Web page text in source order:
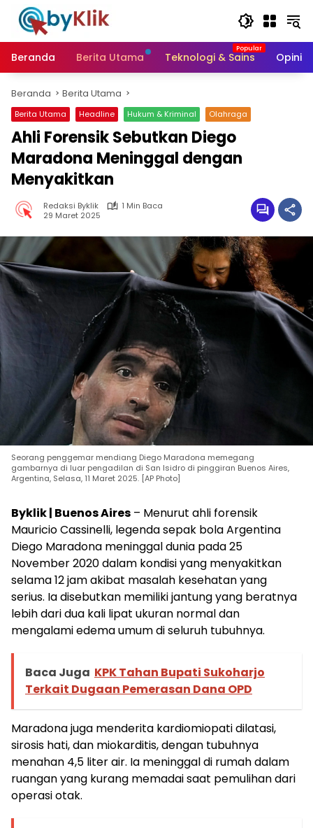
Langsung
konten
Beranda
Berita Utama Teknologi & Sains Opini
Beranda Berita Utama
Berita Utama Headline Hukum & Kriminal Olahraga
Ahli Forensik Sebutkan Diego
Maradona Meninggal dengan
Menyakitkan
Redaksi Byklik
1 Min Baca
29 Maret 2025
Seorang penggemar mendiang Diego Maradona memegang
gambarnya di luar pengadilan di San Isidro di pinggiran Buenos Aires,
Argentina, Selasa, 11 Maret 2025. [AP Photo]
Byklik | Buenos Aires – Menurut ahli forensik
Mauricio Cassinelli, legenda sepak bola Argentina
Diego Maradona meninggal dunia pada 25
November 2020 dalam kondisi yang menyakitkan
selama 12 jam akibat masalah kesehatan yang
serius. Ia disebutkan memiliki jantung yang beratnya
lebih dari dua kali lipat ukuran normal dan
mengalami edema umum di seluruh tubuhnya.
Baca Juga KPK Tahan Bupati Sukoharjo
Terkait Dugaan Pemerasan Dana OPD
Maradona juga menderita kardiomiopati dilatasi,
sirosis hati, dan miokarditis, dengan tubuhnya
menahan 4,5 liter air. Ia meninggal di rumah dalam
ruangan yang kurang memadai saat pemulihan dari
operasi otak.